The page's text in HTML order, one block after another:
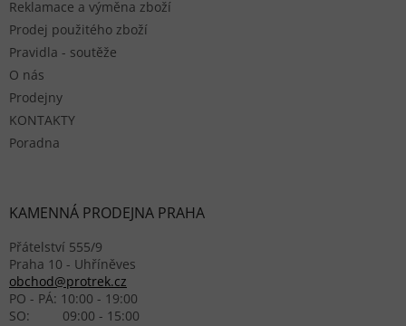
Reklamace a výměna zboží
Prodej použitého zboží
Pravidla - soutěže
O nás
Prodejny
KONTAKTY
Poradna
KAMENNÁ PRODEJNA PRAHA
Přátelství 555/9
Praha 10 - Uhříněves
obchod@protrek.cz
PO - PÁ: 10:00 - 19:00
SO: 09:00 - 15:00